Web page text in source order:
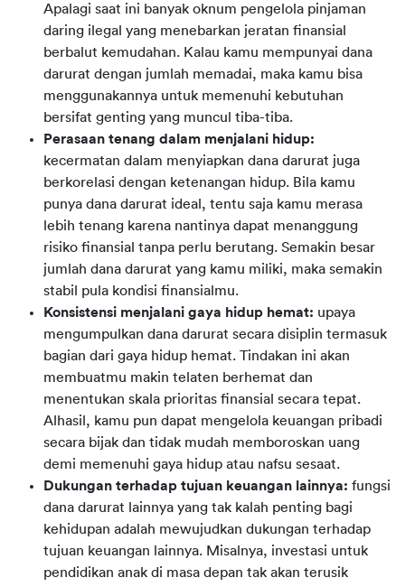
Apalagi saat ini banyak oknum pengelola pinjaman
daring ilegal yang menebarkan jeratan finansial
berbalut kemudahan. Kalau kamu mempunyai dana
darurat dengan jumlah memadai, maka kamu bisa
menggunakannya untuk memenuhi kebutuhan
bersifat genting yang muncul tiba-tiba.
Perasaan tenang dalam menjalani hidup:
kecermatan dalam menyiapkan dana darurat juga
berkorelasi dengan ketenangan hidup. Bila kamu
punya dana darurat ideal, tentu saja kamu merasa
lebih tenang karena nantinya dapat menanggung
risiko finansial tanpa perlu berutang. Semakin besar
jumlah dana darurat yang kamu miliki, maka semakin
stabil pula kondisi finansialmu.
Konsistensi menjalani gaya hidup hemat: upaya
mengumpulkan dana darurat secara disiplin termasuk
bagian dari gaya hidup hemat. Tindakan ini akan
membuatmu makin telaten berhemat dan
menentukan skala prioritas finansial secara tepat.
Alhasil, kamu pun dapat mengelola keuangan pribadi
secara bijak dan tidak mudah memboroskan uang
demi memenuhi gaya hidup atau nafsu sesaat.
Dukungan terhadap tujuan keuangan lainnya: fungsi
dana darurat lainnya yang tak kalah penting bagi
kehidupan adalah mewujudkan dukungan terhadap
tujuan keuangan lainnya. Misalnya, investasi untuk
pendidikan anak di masa depan tak akan terusik